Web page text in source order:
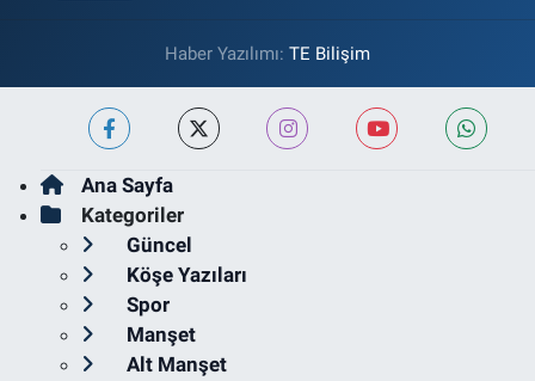
Haber Yazılımı: TE Bilişim
Ana Sayfa
Kategoriler
Güncel
Köşe Yazıları
Spor
Manşet
Alt Manşet